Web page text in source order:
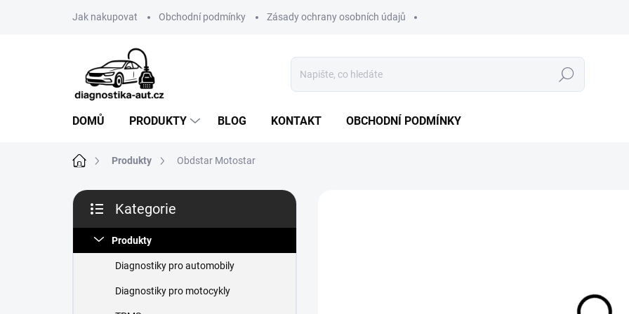
Jak nakupovat Obchodní podmínky Zásady ochrany osobních údajů
Hledat
DOMŮ PRODUKTY BLOG KONTAKT OBCHODNÍ PODMÍNKY
Domů Produkty Obdstar Motostar
P
s
r
kategorie
Kategorie
Produkty
Diagnostiky pro automobily
Diagnostiky pro motocykly